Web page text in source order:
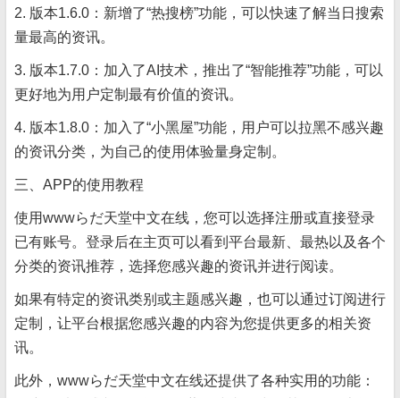
2. 版本1.6.0：新增了“热搜榜”功能，可以快速了解当日搜索
量最高的资讯。
3. 版本1.7.0：加入了AI技术，推出了“智能推荐”功能，可以
更好地为用户定制最有价值的资讯。
4. 版本1.8.0：加入了“小黑屋”功能，用户可以拉黑不感兴趣
的资讯分类，为自己的使用体验量身定制。
三、APP的使用教程
使用wwwらだ天堂中文在线，您可以选择注册或直接登录
已有账号。登录后在主页可以看到平台最新、最热以及各个
分类的资讯推荐，选择您感兴趣的资讯并进行阅读。
如果有特定的资讯类别或主题感兴趣，也可以通过订阅进行
定制，让平台根据您感兴趣的内容为您提供更多的相关资
讯。
此外，wwwらだ天堂中文在线还提供了各种实用的功能：